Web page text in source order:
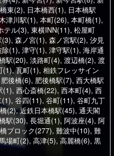
東(2), 日本橋西(1), 日本橋駅
津川駅(1), 本町(26), 本町橋(1),
テル(3), 東横INN(11), 松屋町
(3), 森ノ宮(1), 森ノ宮駅(2), 汐見
除(1), 津守(1), 津守駅(1), 海岸通
駅(20), 淡路町(4), 渡辺橋(2), 渡
(1),瓦町(1), 相鉄フレッサイン
肥後橋(6), 肥後橋駅(7), 西大橋駅
(1), 西心斎橋(22), 西本町(4), 西
(1), 谷四(11), 谷町(11), 谷町九丁
(2),近鉄日本橋駅(45), 通天閣
駅(30), 長堀通(1), 阿波座(4), 阿
ブロック(277), 難波中(10), 難
場町(2), 高津(5), 高麗橋(6), 黒